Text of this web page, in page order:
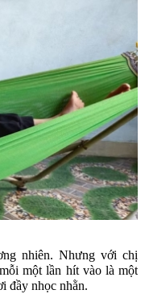
nhiên. Nhưng với chị
một lần hít vào là một
đầy nhọc nhằn.